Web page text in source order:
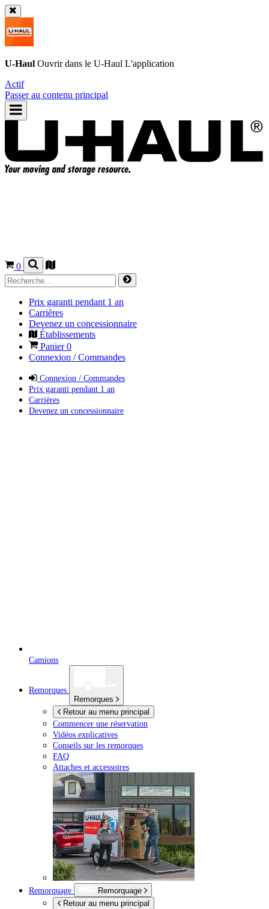
U-Haul Ouvrir dans le U-Haul L'application
Actif
Passer au contenu principal
0
Prix garanti pendant 1 an
Carrières
Devenez un concessionnaire
Établissements
Panier0
Connexion / Commandes
Connexion / Commandes
Prix garanti pendant 1 an
Carrières
Devenez un concessionnaire
Camions
Remorques
Remorques
Retour au menu principal
Commencer une réservation
Vidéos explicatives
Conseils sur les remorques
FAQ
Attaches et accessoires
Remorquage
Remorquage
Retour au menu principal